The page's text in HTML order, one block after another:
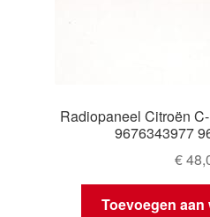
Radiopaneel Citroën
9676343977
€
Toevoegen